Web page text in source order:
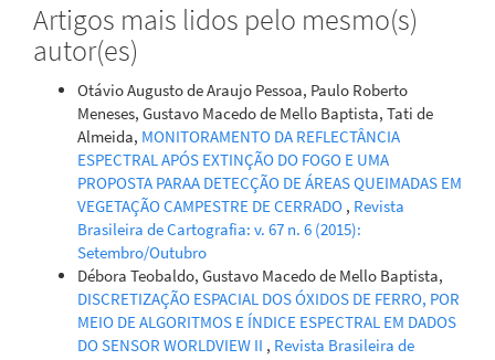
Artigos mais lidos pelo mesmo(s)
autor(es)
Otávio Augusto de Araujo Pessoa, Paulo Roberto
Meneses, Gustavo Macedo de Mello Baptista, Tati de
Almeida, MONITORAMENTO DA REFLECTÂNCIA
ESPECTRAL APÓS EXTINÇÃO DO FOGO E UMA
PROPOSTA PARAA DETECÇÃO DE ÁREAS QUEIMADAS EM
VEGETAÇÃO CAMPESTRE DE CERRADO , Revista
Brasileira de Cartografia: v. 67 n. 6 (2015):
Setembro/Outubro
Débora Teobaldo, Gustavo Macedo de Mello Baptista,
DISCRETIZAÇÃO ESPACIAL DOS ÓXIDOS DE FERRO, POR
MEIO DE ALGORITMOS E ÍNDICE ESPECTRAL EM DADOS
DO SENSOR WORLDVIEW II , Revista Brasileira de